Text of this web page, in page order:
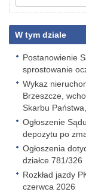
W tym dziale
Postanowienie
sprostowanie
Wykaz
Brzeszcze,
Skarbu
Ogłoszenie
depozytu po
Ogłoszenia
działce 781/326
Rozkład jazdy
czerwca 2026